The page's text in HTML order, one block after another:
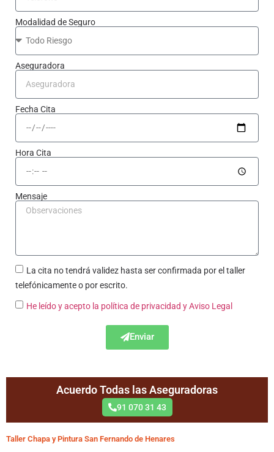
Modalidad de Seguro
Aseguradora
Fecha Cita
Hora Cita
Mensaje
La cita no tendrá validez hasta ser confirmada por el taller
telefónicamente o por escrito.
He leído y acepto la política de privacidad y Aviso Legal
Enviar
Acuerdo Todas las Aseguradoras
91 070 31 43
Taller Chapa y Pintura San Fernando de Henares